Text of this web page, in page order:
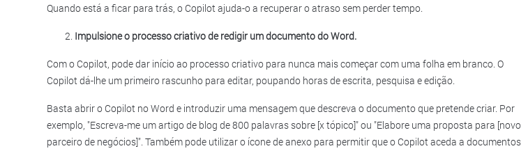
Quando está a ficar para trás, o Copilot ajuda-o a recuperar o atraso sem perder tempo.
Impulsione o processo criativo de redigir um documento do Word.
Com o Copilot, pode dar início ao processo criativo para nunca mais começar com uma folha em branco. O
Copilot dá-lhe um primeiro rascunho para editar, poupando horas de escrita, pesquisa e edição.
Basta abrir o Copilot no Word e introduzir uma mensagem que descreva o documento que pretende criar. Por
exemplo, "Escreva-me um artigo de blog de 800 palavras sobre [x tópico]" ou "Elabore uma proposta para [novo
parceiro de negócios]". Também pode utilizar o ícone de anexo para permitir que o Copilot aceda a documentos